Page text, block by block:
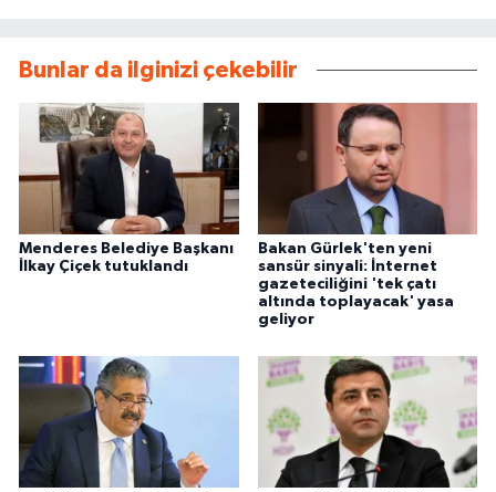
Bunlar da ilginizi çekebilir
Menderes Belediye Başkanı
İlkay Çiçek tutuklandı
Bakan Gürlek'ten yeni
sansür sinyali: İnternet
gazeteciliğini 'tek çatı
altında toplayacak' yasa
geliyor